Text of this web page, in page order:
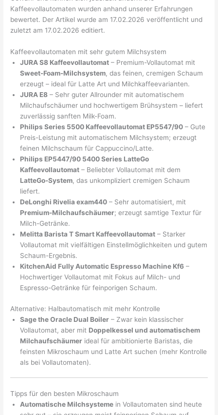
Kaffeevollautomaten wurden anhand unserer Erfahrungen
bewertet. Der Artikel wurde am 17.02.2026 veröffentlicht und
zuletzt am 17.02.2026 editiert.
Kaffeevollautomaten mit sehr gutem Milchsystem
JURA S8 Kaffeevollautomat – Premium-Vollautomat mit
Sweet-Foam-Milchsystem, das feinen, cremigen Schaum
erzeugt – ideal für Latte Art und Milchkaffeevarianten.
JURA E8 – Sehr guter Allrounder mit automatischem
Milchaufschäumer und hochwertigem Brühsystem – liefert
zuverlässig sanften Milk-Foam.
Philips Series 5500 Kaffeevollautomat EP5547/90 – Gute
Preis-Leistung mit automatischem Milchsystem; erzeugt
feinen Milchschaum für Cappuccino/Latte.
Philips EP5447/90 5400 Series LatteGo
Kaffeevollautomat – Beliebter Vollautomat mit dem
LatteGo-System, das unkompliziert cremigen Schaum
liefert.
DeLonghi Rivelia exam440 – Sehr automatisiert, mit
Premium-Milchaufschäumer; erzeugt samtige Textur für
Milch-Getränke.
Melitta Barista T Smart Kaffeevollautomat – Starker
Vollautomat mit vielfältigen Einstellmöglichkeiten und gutem
Schaum-Ergebnis.
KitchenAid Fully Automatic Espresso Machine Kf6 –
Hochwertiger Vollautomat mit Fokus auf Milch- und
Espresso-Getränke für feinporigen Schaum.
Alternative: Halbautomatisch mit mehr Kontrolle
Sage the Oracle Dual Boiler – Zwar kein klassischer
Vollautomat, aber mit Doppelkessel und automatischem
Milchaufschäumer ideal für ambitionierte Baristas, die
feinsten Mikroschaum und Latte Art suchen (mehr Kontrolle
als bei Vollautomaten).
Tipps für den besten Mikroschaum
Automatische Milchsysteme in Vollautomaten sind heute